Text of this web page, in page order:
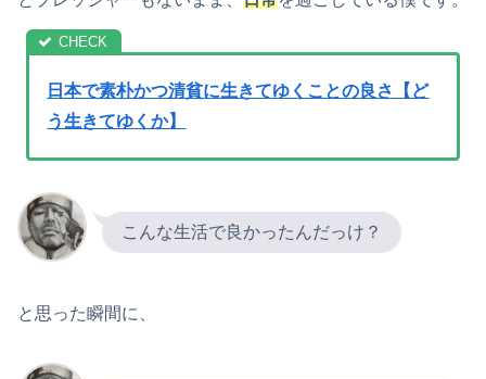
日本で素朴かつ清貧に生きてゆくことの良さ【ど
う生きてゆくか】
こんな生活で良かったんだっけ？
と思った瞬間に、